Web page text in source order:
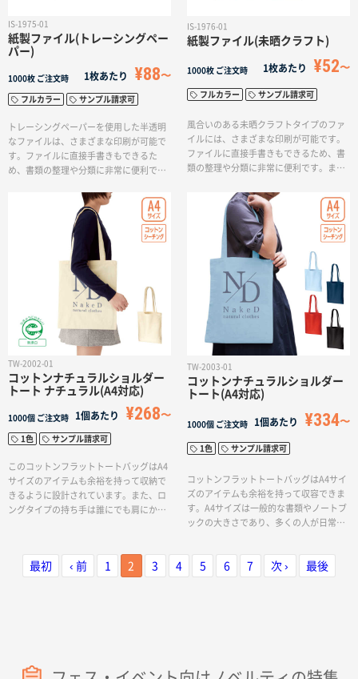
IS-1975-01
紙製ファイル(トレーシングペー
パー)
1000枚 ご注文時 1枚あたり ¥88
フルカラー サンプル請求可
トレーシングペーパーを使用した半透明
なファイルは、さまざまな印刷が可能で
す。ファイルに直接手書きもできるた
め、書類の整理や分類に非常に便利で
緒にシュレッダーし紙資源として廃棄可
能です。SDGsや脱プラスチックの取り組
みの注目度が高まっていることから、紙
製のファイルは非常に人気のある商品で
す。リサイクル可能な素材を使用するこ
とで、環境にやさしい選択肢となりま
IS-1976-01
紙製ファイル(未晒クラフト)
1000枚 ご注文時 1枚あたり ¥52
フルカラー サンプル請求可
風合いのある未晒クラフトタイプのファ
イルには、さまざまな印刷が可能です。
ファイルに直接手書きもできるため、書
類の整理や分類に非常に便利です。ま
ュレッダーし紙資源として廃棄可能で
す。SDGsや脱プラスチックの取り組みの
注目度が高まっていることから、紙製の
ファイルは非常に人気のある商品です。
リサイクル可能な素材を使用すること
で、環境にやさしい選択肢となります。
TW-2002-01
コットンナチュラルショルダー
トート ナチュラル(A4対応)
1000個 ご注文時 1個あたり ¥268
1色 サンプル請求可
このコットンフラットトートバッグはA4
サイズのアイテムも余裕を持って収納で
きるように設計されています。また、ロ
ングタイプの持ち手は誰にでも肩にかけ
ファッションアイテムとしても取り入れ
ることができるため、アーティストの物
なので、環境に配慮した商品として使用
TW-2003-01
コットンナチュラルショルダー
トート(A4対応)
1000個 ご注文時 1個あたり ¥334
1色 サンプル請求可
コットンフラットトートバッグはA4サイ
ズのアイテムも余裕を持って収容できま
す。A4サイズは一般的な書類やノートブ
ックの大きさであり、多くの人が日常的
ょう。さらに、ロングタイプの持ち手が
最初 ‹ 前 1 2 3 4 5 6 7 次 › 最後